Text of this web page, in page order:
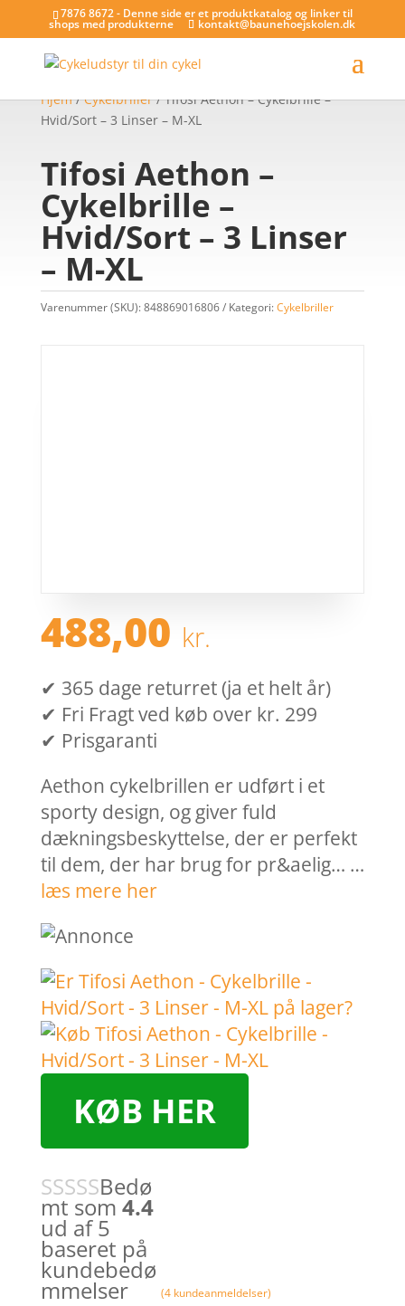
7876 8672 - Denne side er et produktkatalog og linker til
shops med produkterne kontakt@baunehoejskolen.dk
Hjem/Cykelbriller/ Tifosi Aethon – Cykelbrille –
Hvid/Sort – 3 Linser – M-XL
Tifosi Aethon –
Cykelbrille –
Hvid/Sort – 3 Linser
– M-XL
Varenummer (SKU):848869016806 Kategori:Cykelbriller
488,00 kr.
✔ 365 dage returret (ja et helt år)
✔ Fri Fragt ved køb over kr. 299
✔ Prisgaranti
Aethon cykelbrillen er udført i et
sporty design, og giver fuld
dækningsbeskyttelse, der er perfekt
til dem, der har brug for pr&aelig… …
læs mere her
KØB HER
Bedø
mt som 4.4
ud af 5
baseret på
kundebedø
mmelser (4 kundeanmeldelser)